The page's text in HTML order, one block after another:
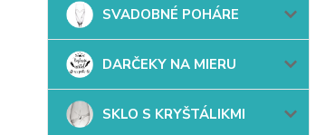
SVADOBNÉ POHÁRE
DARČEKY NA MIERU
SKLO S KRYŠTÁLIKMI